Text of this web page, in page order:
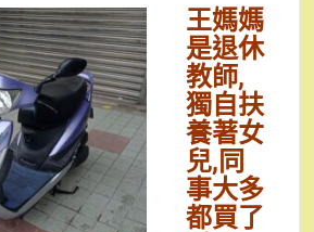
王媽媽
是退休
教師,
獨自扶
養著女
兒,同
事大多
都買了